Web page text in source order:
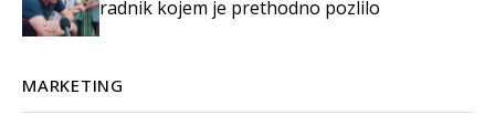
radnik kojem je prethodno pozlilo
MARKETING